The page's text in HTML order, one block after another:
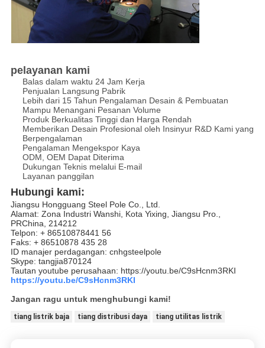
pelayanan kami
Balas dalam waktu 24 Jam Kerja
Penjualan Langsung Pabrik
Lebih dari 15 Tahun Pengalaman Desain & Pembuatan
Mampu Menangani Pesanan Volume
Produk Berkualitas Tinggi dan Harga Rendah
Memberikan Desain Profesional oleh Insinyur R&D Kami yang
Berpengalaman
Pengalaman Mengekspor Kaya
ODM, OEM Dapat Diterima
Dukungan Teknis melalui E-mail
Layanan panggilan
Hubungi kami:
Jiangsu Hongguang Steel Pole Co., Ltd.
Alamat: Zona Industri Wanshi, Kota Yixing, Jiangsu Pro.,
PRChina, 214212
Telpon: + 86510878441 56
Faks: + 86510878 435 28
ID manajer perdagangan: cnhgsteelpole
Skype: tangjia870124
Tautan youtube perusahaan: https://youtu.be/C9sHcnm3RKI
https://youtu.be/C9sHcnm3RKI
Jangan ragu untuk menghubungi kami!
tiang listrik baja tiang distribusi daya tiang utilitas listrik